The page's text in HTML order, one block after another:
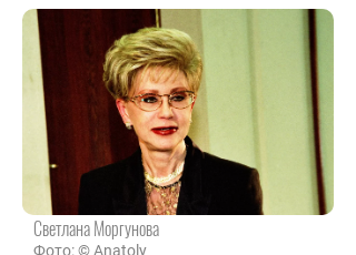
Светлана Моргунова
Фото: © Anatoly